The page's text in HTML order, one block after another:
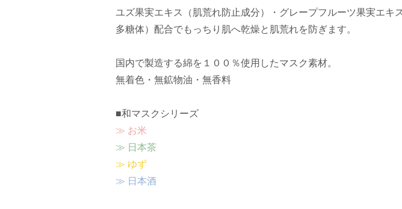
ユズ果実エキス（肌荒れ防止成分）・グレープフルーツ果実エ
多糖体）配合でもっちり肌へ乾燥と肌荒れを防ぎます。
国内で製造する綿を１００％使用したマスク素材。
無着色・無鉱物油・無香料
■和マスクシリーズ
≫ お米
≫ 日本茶
≫ ゆず
≫ 日本酒